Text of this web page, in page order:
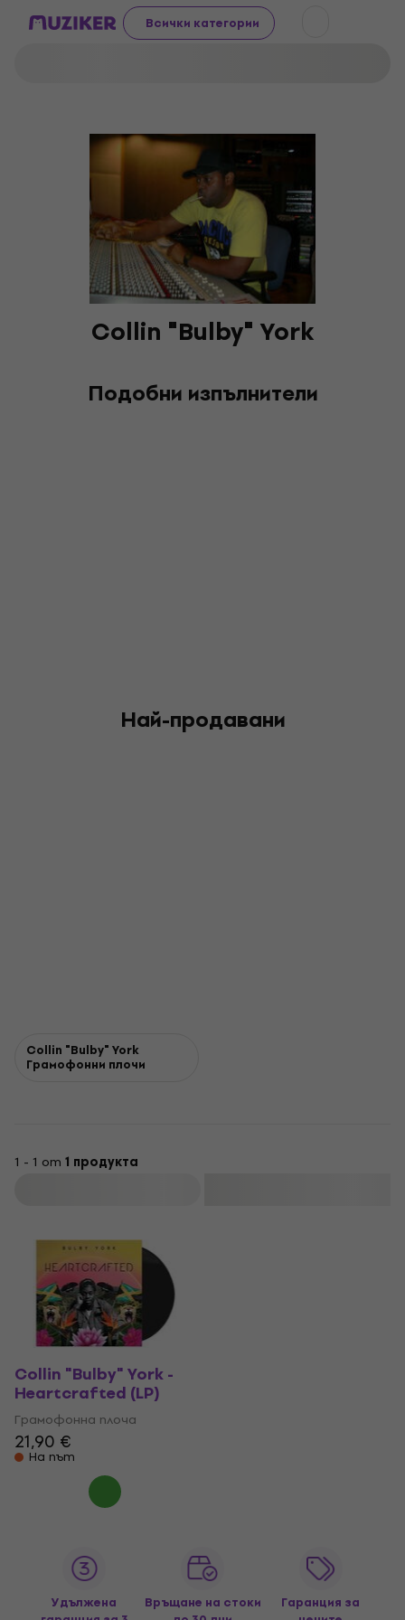
Всички категории
Collin "Bulby" York
Подобни изпълнители
Най-продавани
Collin "Bulby" York
Грамофонни плочи
1 - 1 от 1 продукта
Collin "Bulby" York -
Heartcrafted (LP)
Грамофонна плоча
21,90 €
На път
Удължена
Връщане на стоки
Гаранция за